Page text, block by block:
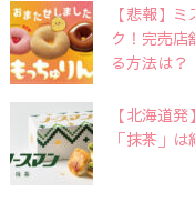
【悲報】
ク！完売
る方法は？
【北海道
「抹茶」